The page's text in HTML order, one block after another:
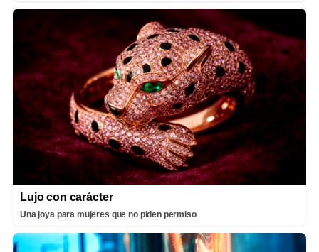
Lujo con carácter
Una joya para mujeres que no piden permiso